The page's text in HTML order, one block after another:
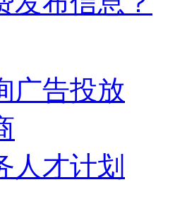
广告投放
人才计划